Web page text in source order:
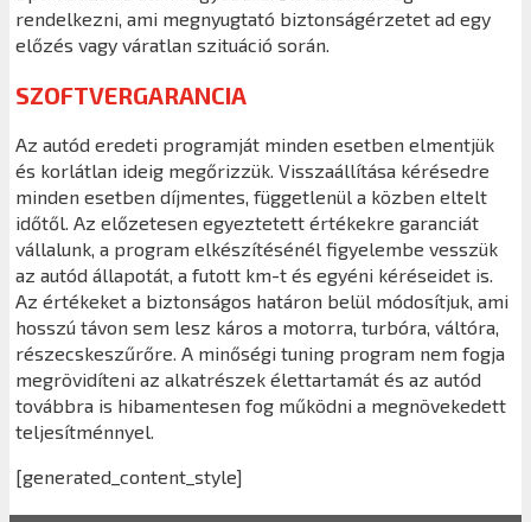
rendelkezni, ami megnyugtató biztonságérzetet ad egy
előzés vagy váratlan szituáció során.
SZOFTVERGARANCIA
Az autód eredeti programját minden esetben elmentjük
és korlátlan ideig megőrizzük. Visszaállítása kérésedre
minden esetben díjmentes, függetlenül a közben eltelt
időtől. Az előzetesen egyeztetett értékekre garanciát
vállalunk, a program elkészítésénél figyelembe vesszük
az autód állapotát, a futott km-t és egyéni kéréseidet is.
Az értékeket a biztonságos határon belül módosítjuk, ami
hosszú távon sem lesz káros a motorra, turbóra, váltóra,
részecskeszűrőre. A minőségi tuning program nem fogja
megrövidíteni az alkatrészek élettartamát és az autód
továbbra is hibamentesen fog működni a megnövekedett
teljesítménnyel.
[generated_content_style]